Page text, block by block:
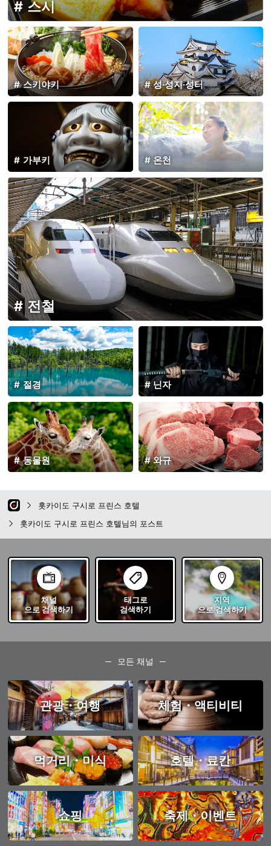
스시
스키야키 성·성지·성터
가부키 온천
전철
닌자
절경
와규
동물원
홋카이도 구시로 프린스 호텔
홋카이도 구시로 프린스 호텔님의 포스트
채널
으로 검색하기
태그로
검색하기
지역
으로 검색하기
모든 채널
관광・여행 체험・액티비티
먹거리・미식 호텔・료칸
쇼핑 축제・이벤트